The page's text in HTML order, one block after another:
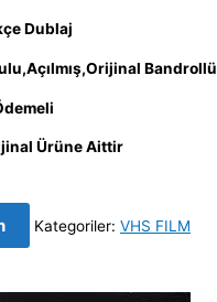
Dublaj
Bandrollü
Ürüne Aittir
Kategoriler: VHS FILM